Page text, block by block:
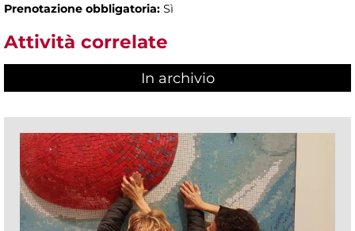
Prenotazione obbligatoria: Sì
Attività correlate
In archivio